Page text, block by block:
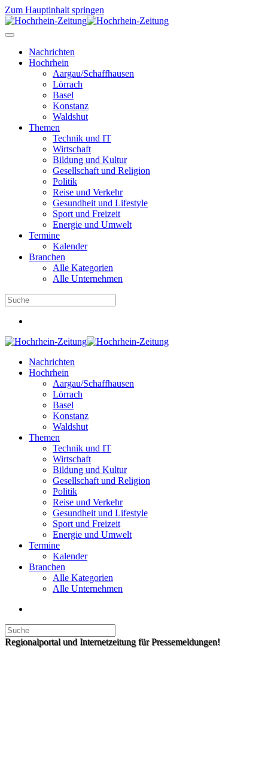
Zum Hauptinhalt springen
Nachrichten
Hochrhein
Aargau/Schaffhausen
Lörrach
Basel
Konstanz
Waldshut
Themen
Technik und IT
Wirtschaft
Bildung und Kultur
Gesellschaft und Religion
Politik
Reise und Verkehr
Gesundheit und Lifestyle
Sport und Freizeit
Energie und Umwelt
Termine
Kalender
Branchen
Alle Kategorien
Alle Unternehmen
Nachrichten
Hochrhein
Aargau/Schaffhausen
Lörrach
Basel
Konstanz
Waldshut
Themen
Technik und IT
Wirtschaft
Bildung und Kultur
Gesellschaft und Religion
Politik
Reise und Verkehr
Gesundheit und Lifestyle
Sport und Freizeit
Energie und Umwelt
Termine
Kalender
Branchen
Alle Kategorien
Alle Unternehmen
Regionalportal und Internetzeitung für Pressemeldungen!